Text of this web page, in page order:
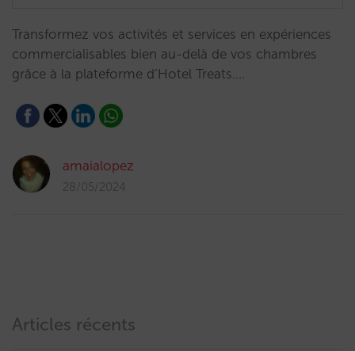
Transformez vos activités et services en expériences
commercialisables bien au-delà de vos chambres
grâce à la plateforme d’Hotel Treats.…
amaialopez
28/05/2024
Articles récents